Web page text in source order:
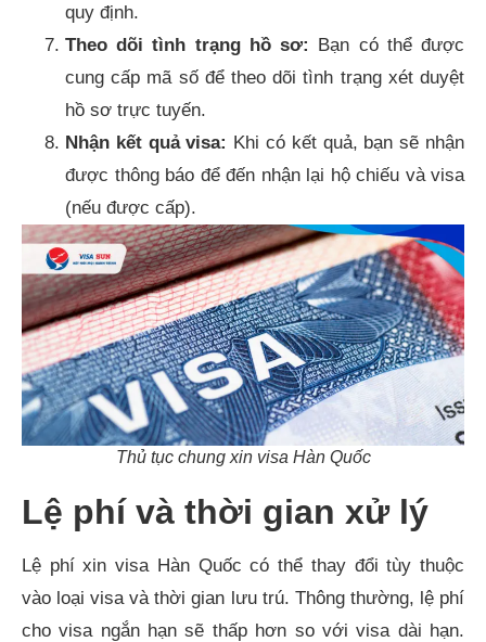
quy định.
Theo dõi tình trạng hồ sơ: Bạn có thể được
cung cấp mã số để theo dõi tình trạng xét duyệt
hồ sơ trực tuyến.
Nhận kết quả visa: Khi có kết quả, bạn sẽ nhận
được thông báo để đến nhận lại hộ chiếu và visa
(nếu được cấp).
Thủ tục chung xin visa Hàn Quốc
Lệ phí và thời gian xử lý
Lệ phí xin visa Hàn Quốc có thể thay đổi tùy thuộc
vào loại visa và thời gian lưu trú. Thông thường, lệ phí
cho visa ngắn hạn sẽ thấp hơn so với visa dài hạn.